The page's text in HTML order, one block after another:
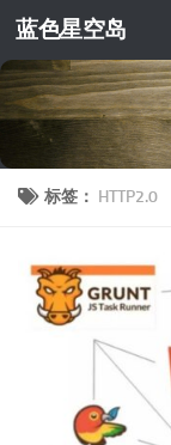
跳至内容
蓝色星空岛
标签： HTTP2.0